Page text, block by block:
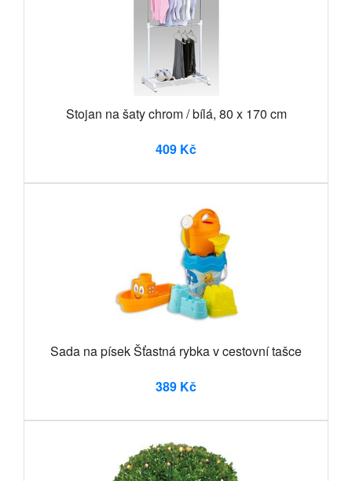
Stojan na šaty chrom / bílá, 80 x 170 cm
409 Kč
Sada na písek Šťastná rybka v cestovní tašce
389 Kč